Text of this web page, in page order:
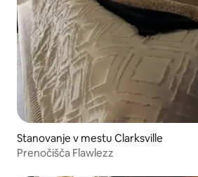
Stanovanje v mestu Clarksville
Prenočišča Flawlezz